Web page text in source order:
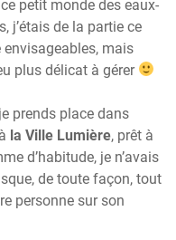
petit monde des eaux-
j’étais de la partie ce
mais
plus délicat à gérer
prends place dans
à la Ville Lumière, prêt à
d’habitude, je n’avais
de toute façon, tout
personne sur son